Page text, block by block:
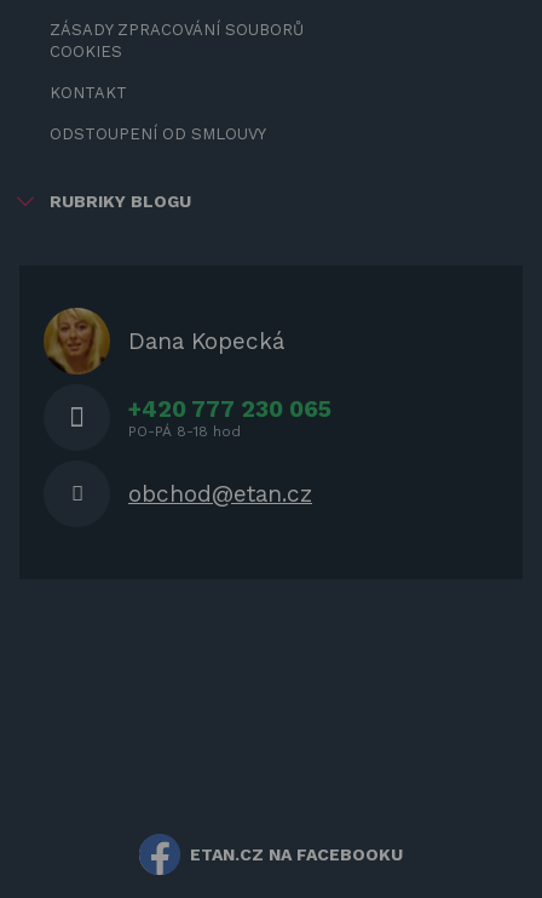
ZÁSADY ZPRACOVÁNÍ SOUBORŮ
COOKIES
KONTAKT
ODSTOUPENÍ OD SMLOUVY
RUBRIKY BLOGU
OCHRANNÉ KRYTY NA ZAHRADNÍ
NÁBYTEK
ETAN.CZ NA FACEBOOKU
Dana Kopecká
+420 777 230 065
PO-PÁ 8-18 hod
obchod@etan.cz